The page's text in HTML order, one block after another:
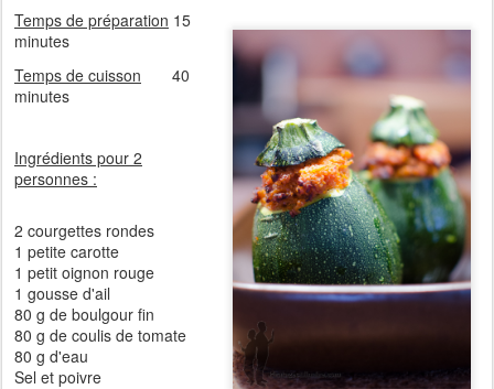
Temps de préparation 15
minutes
Temps de cuisson 40
minutes
Ingrédients pour 2
personnes :
2 courgettes rondes
1 petite carotte
1 petit oignon rouge
1 gousse d'ail
80 g de boulgour fin
80 g de coulis de tomate
80 g d'eau
Sel et poivre